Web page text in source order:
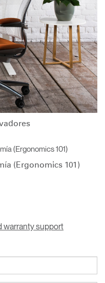
(Ergonomics 101)
warranty support